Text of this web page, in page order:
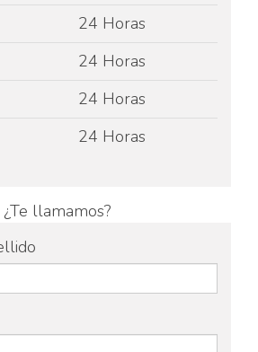
24 Horas
24 Horas
24 Horas
24 Horas
¿Te llamamos?